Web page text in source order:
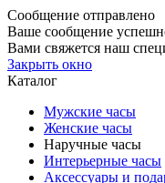
Сообщение отправлено
Ваше сообщение
Вами свяжется наш
Закрыть окно
Каталог
Мужские часы
Женские часы
Наручные часы
Интерьерные часы
Аксессуары и